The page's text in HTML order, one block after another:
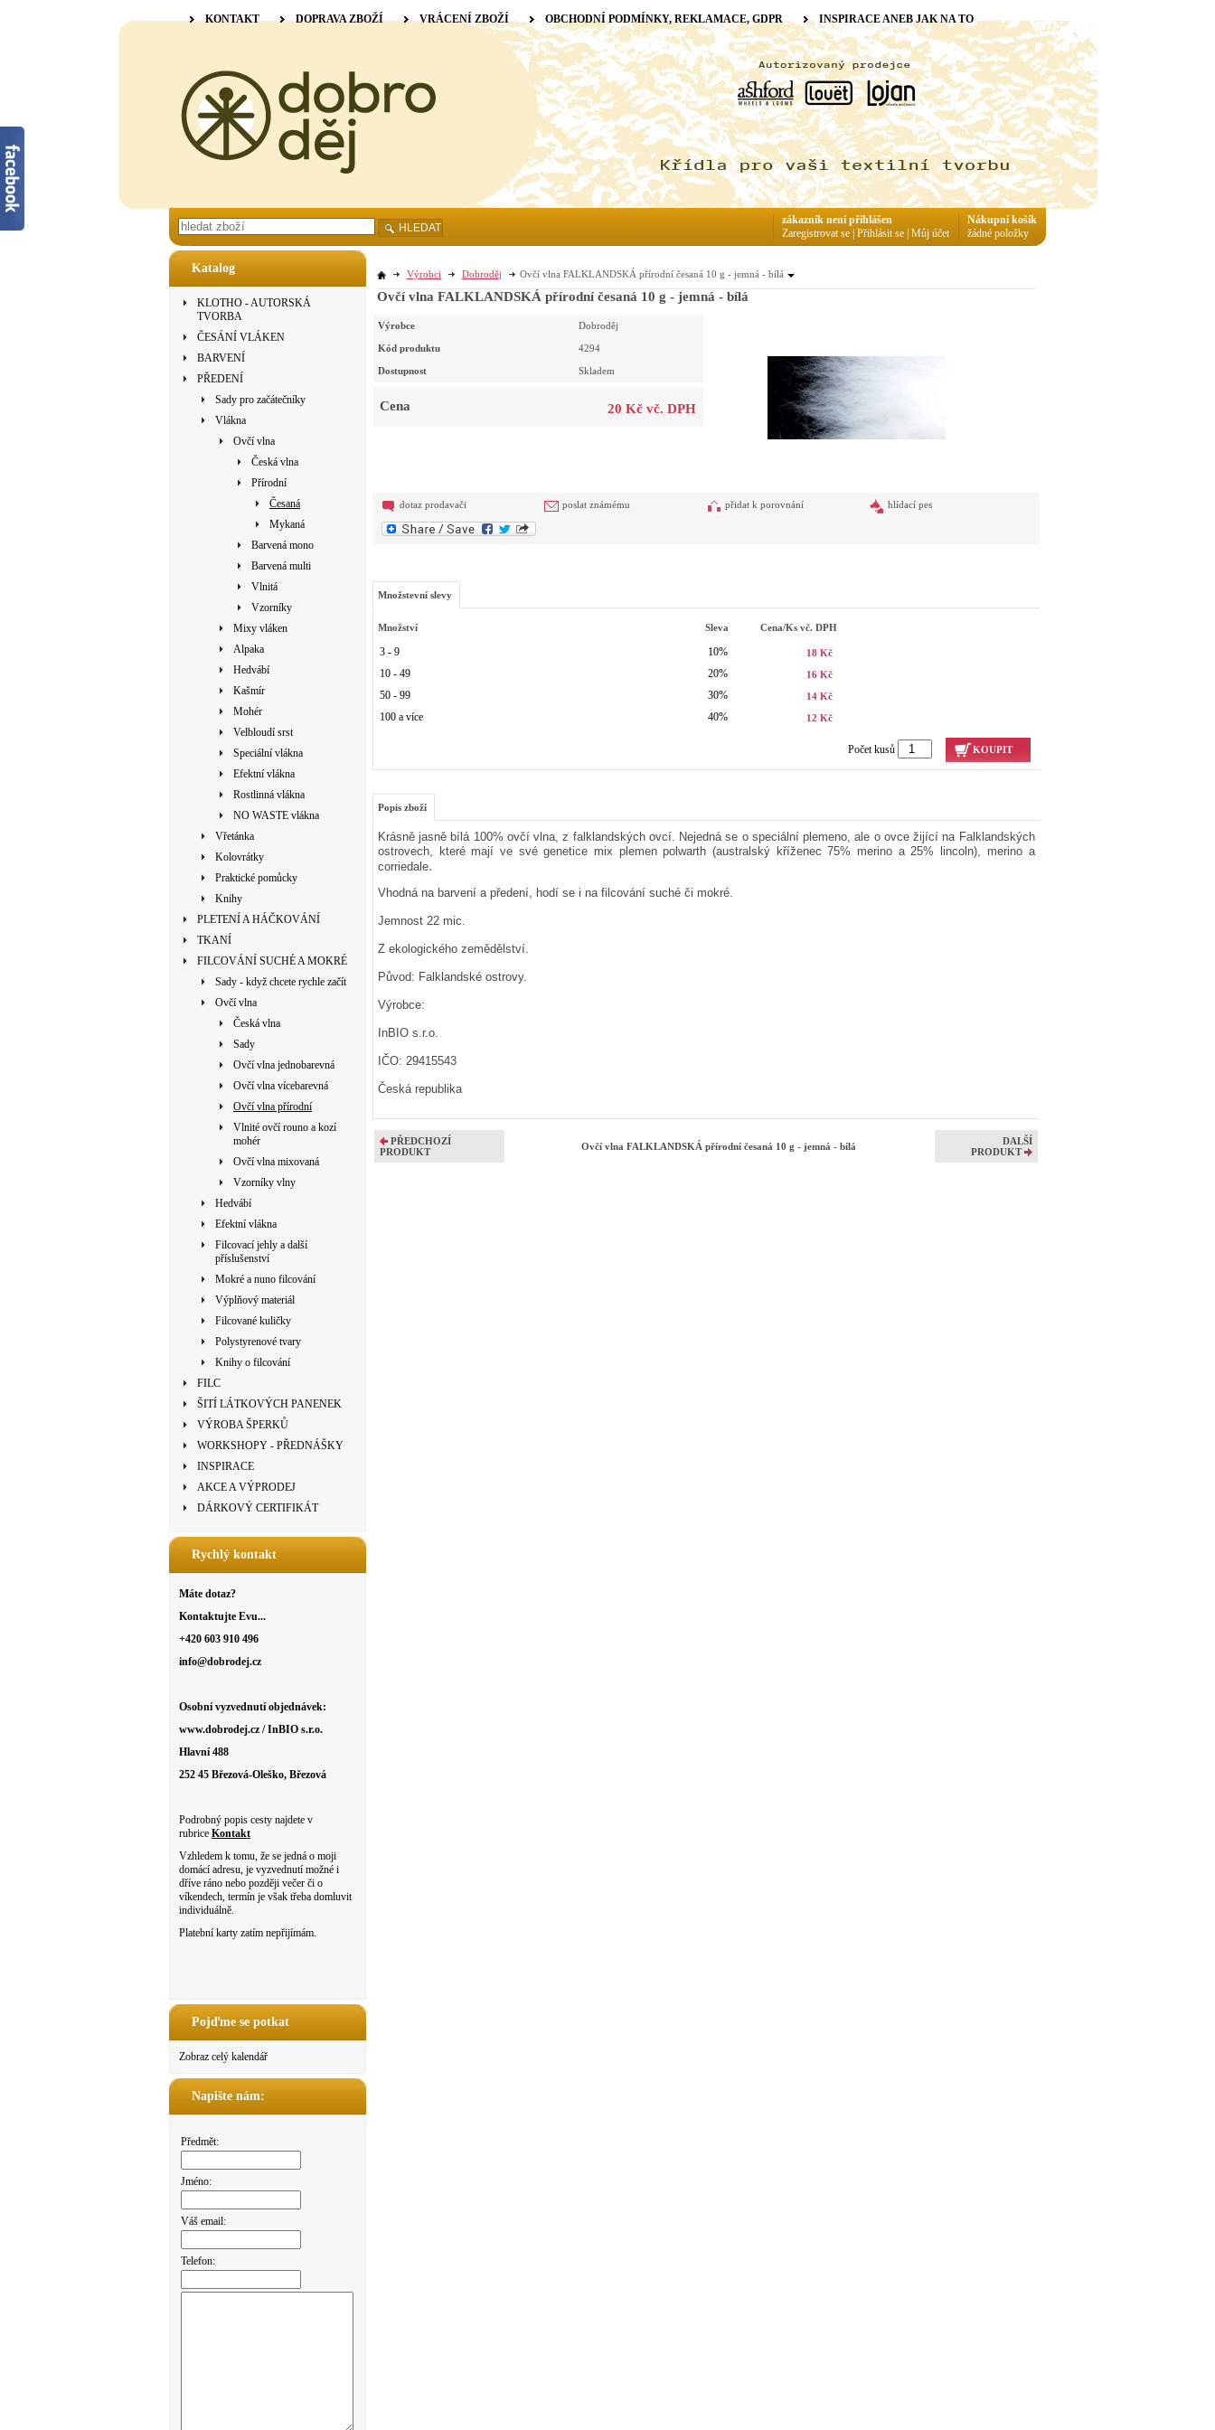
Katalog
KLOTHO - AUTORSKÁ
TVORBA
ČESÁNÍ VLÁKEN
BARVENÍ
PŘEDENÍ
Sady pro začátečníky
Vlákna
Ovčí vlna
Česká vlna
Přírodní
Česaná
Mykaná
Barvená mono
Barvená multi
Vlnitá
Vzorníky
Mixy vláken
Alpaka
Hedvábí
Kašmír
Mohér
Velbloudí srst
Speciální vlákna
Efektní vlákna
Rostlinná vlákna
NO WASTE vlákna
Vřetánka
Kolovrátky
Praktické pomůcky
Knihy
PLETENÍ A HÁČKOVÁNÍ
TKANÍ
FILCOVÁNÍ SUCHÉ A MOKRÉ
Sady - když chcete rychle začít
Ovčí vlna
Česká vlna
Sady
Ovčí vlna jednobarevná
Ovčí vlna vícebarevná
Ovčí vlna přírodní
Vlnité ovčí rouno a kozí
mohér
Ovčí vlna mixovaná
Vzorníky vlny
Hedvábí
Efektní vlákna
Filcovací jehly a další
příslušenství
Mokré a nuno filcování
Výplňový materiál
Filcované kuličky
Polystyrenové tvary
Knihy o filcování
FILC
ŠITÍ LÁTKOVÝCH PANENEK
VÝROBA ŠPERKŮ
WORKSHOPY - PŘEDNÁŠKY
INSPIRACE
AKCE A VÝPRODEJ
DÁRKOVÝ CERTIFIKÁT
Rychlý kontakt
Máte dotaz?
Kontaktujte Evu...
+420 603 910 496
info@dobrodej.cz
Osobní vyzvednutí objednávek:
www.dobrodej.cz / InBIO s.r.o.
Hlavní 488
252 45 Březová-Oleško, Březová
Podrobný popis cesty najdete v
rubrice Kontakt
Vzhledem k tomu, že se jedná o moji
domácí adresu, je vyzvednutí možné i
dříve ráno nebo později večer či o
víkendech, termín je však třeba domluvit
individuálně.
Platební karty zatím nepřijímám.
Pojďme se potkat
Zobraz celý kalendář
Napište nám:
Předmět:
Jméno:
Váš email:
Telefon:
Výrobci Dobroděj Ovčí vlna FALKLANDSKÁ přírodní česaná 10 g - jemná - bílá
Ovčí vlna FALKLANDSKÁ přírodní česaná 10 g - jemná - bílá
Výrobce Dobroděj
Kód produktu 4294
Dostupnost Skladem
Cena 20 Kč vč. DPH
dotaz prodavači poslat známému přidat k porovnání hlídací pes
Množstevní slevy
Množství Sleva Cena/ks vč. DPH
3 - 9 10% 18 Kč
10 - 49 20% 16 Kč
50 - 99 30% 14 Kč
100 a více 40% 12 Kč
Počet kusů KOUPIT
Popis zboží
Krásně jasně bílá 100% ovčí vlna, z falklandských ovcí. Nejedná se o speciální plemeno, ale o ovce žijící na Falklandských
ostrovech, které mají ve své genetice mix plemen polwarth (australský kříženec 75% merino a 25% lincoln), merino a
corriedale.
Vhodná na barvení a předení, hodí se i na filcování suché či mokré.
Jemnost 22 mic.
Z ekologického zemědělství.
Původ: Falklandské ostrovy.
Výrobce:
InBIO s.r.o.
IČO: 29415543
Česká republika
PŘEDCHOZÍ
PRODUKT
Ovčí vlna FALKLANDSKÁ přírodní česaná 10 g - jemná - bílá
DALŠÍ
PRODUKT
KONTAKT DOPRAVA ZBOŽÍ VRÁCENÍ ZBOŽÍ OBCHODNÍ PODMÍNKY, REKLAMACE, GDPR INSPIRACE ANEB JAK NA TO
HLEDAT
Nákupní košík
žádné položky
zákazník není přihlášen
Zaregistrovat se Přihlásit se Můj účet